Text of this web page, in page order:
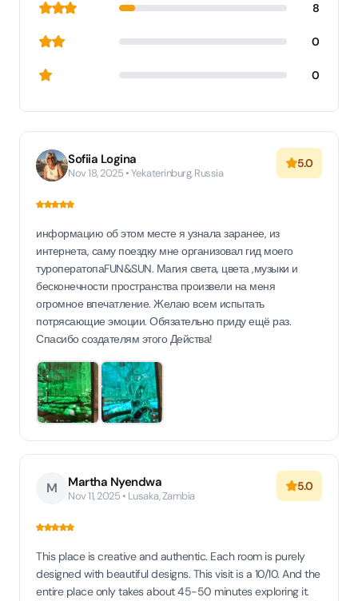
8
0
0
Sofiia Logina
Nov 18, 2025 • Yekaterinburg, Russia
5.0
информацию об этом месте я узнала заранее, из
интернета, саму поездку мне организовал гид моего
туроператопаFUN&SUN. Магия света, цвета ,музыки и
бесконечности пространства произвели на меня
огромное впечатление. Желаю всем испытать
потрясающие эмоции. Обязательно приду ещё раз.
Спасибо создателям этого Действа!
M Martha Nyendwa
Nov 11, 2025 • Lusaka, Zambia
5.0
This place is creative and authentic. Each room is purely
designed with beautiful designs. This visit is a 10/10. And the
entire place only takes about 45-50 minutes exploring it.